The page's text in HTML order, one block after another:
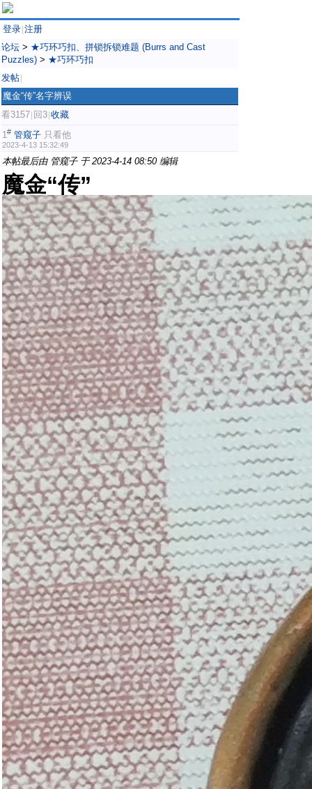
登录 注册
论坛 > ★巧环巧扣、拼锁拆锁难题 (Burrs and Cast
Puzzles) > ★巧环巧扣
发帖
魔金“传”名字辨误
看3157 回3 收藏
1# 管窥子 只看他
2023-4-13 15:32:49
本帖最后由 管窥子 于 2023-4-14 08:50 编辑
魔金“传”